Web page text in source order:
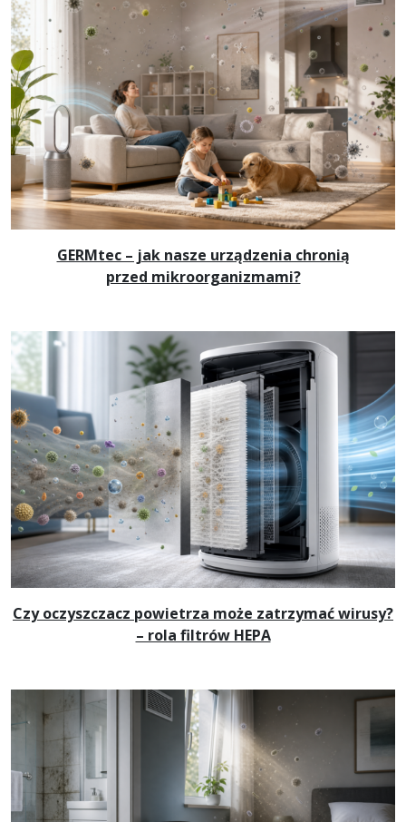
GERMtec – jak nasze urządzenia chronią
przed mikroorganizmami?
Czy oczyszczacz powietrza może zatrzymać wirusy?
– rola filtrów HEPA